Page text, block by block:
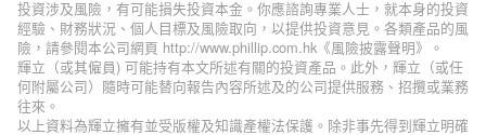
投資涉及風險，有可能損失投資本金。你應諮詢專業人士，就本身的投資
經驗、財務狀況、個人目標及風險取向，以提供投資意見。各類產品的風
險，請參閱本公司網頁 http://www.phillip.com.hk《風險披露聲明》。
輝立（或其僱員) 可能持有本文所述有關的投資產品。此外，輝立（或任
何附屬公司）隨時可能替向報告內容所述及的公司提供服務、招攬或業務
往來。
以上資料為輝立擁有並受版權及知識產權法保護。除非事先得到輝立明確